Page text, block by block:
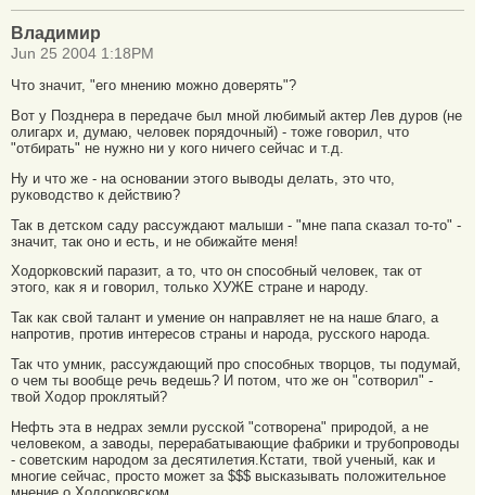
Владимир
Jun 25 2004 1:18PM
Что значит, "его мнению можно доверять"?
Вот у Позднера в передаче был мной любимый актер Лев дуров (не
олигарх и, думаю, человек порядочный) - тоже говорил, что
"отбирать" не нужно ни у кого ничего сейчас и т.д.
Ну и что же - на основании этого выводы делать, это что,
руководство к действию?
Так в детском саду рассуждают малыши - "мне папа сказал то-то" -
значит, так оно и есть, и не обижайте меня!
Ходорковский паразит, а то, что он способный человек, так от
этого, как я и говорил, только ХУЖЕ стране и народу.
Так как свой талант и умение он направляет не на наше благо, а
напротив, против интересов страны и народа, русского народа.
Так что умник, рассуждающий про способных творцов, ты подумай,
о чем ты вообще речь ведешь? И потом, что же он "сотворил" -
твой Ходор проклятый?
Нефть эта в недрах земли русской "сотворена" природой, а не
человеком, а заводы, перерабатывающие фабрики и трубопроводы
- советским народом за десятилетия.Кстати, твой ученый, как и
многие сейчас, просто может за $$$ высказывать положительное